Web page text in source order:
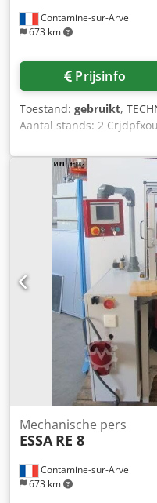
Contamine-sur-Arve
673 km
Prijsinfo
Toestand: gebruikt,
Aantal stands: 2
vaste tafel: 210 x 210
tafel: 80 [mm] - Aantal
schuif: 40 [mm] - Vaste
gereedschap: 148 [mm]
230 [mm] - Max.
stukdikte bij naslijpen/
380 [V] - Geïnstalleerd
Ruimtevereiste: 1100 x
[kg]
Contamine-sur-Arve
673 km
Mechanische pers
ESSA RE 8